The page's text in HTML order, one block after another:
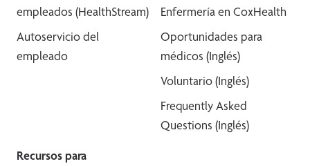
empleados (HealthStream)
Autoservicio del
empleado
Enfermería en CoxHealth
Oportunidades para
médicos (Inglés)
Voluntario (Inglés)
Frequently Asked
Questions (Inglés)
Recursos para